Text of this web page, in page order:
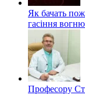
Як бачать
гасіння
Професору